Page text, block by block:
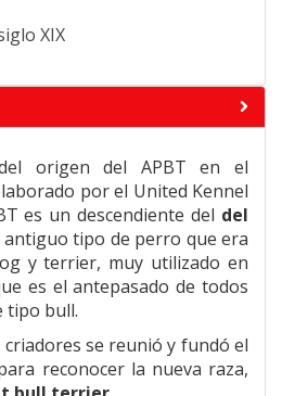
XIX
origen del APBT en el
por el United Kennel
es un descendiente del del
tipo de perro que era
y terrier, muy utilizado en
es el antepasado de todos
tipo bull.
se reunió y fundó el
reconocer la nueva raza,